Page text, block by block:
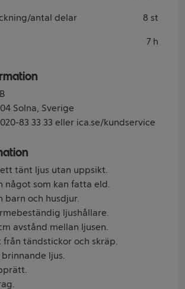
antal delar 8 st
7 h
Solna, Sverige
83 33 33 eller ica.se/kundservice
tänt ljus utan uppsikt.
något som kan fatta eld.
barn och husdjur.
ljushållare.
avstånd mellan ljusen.
tändstickor och skräp.
ljus.